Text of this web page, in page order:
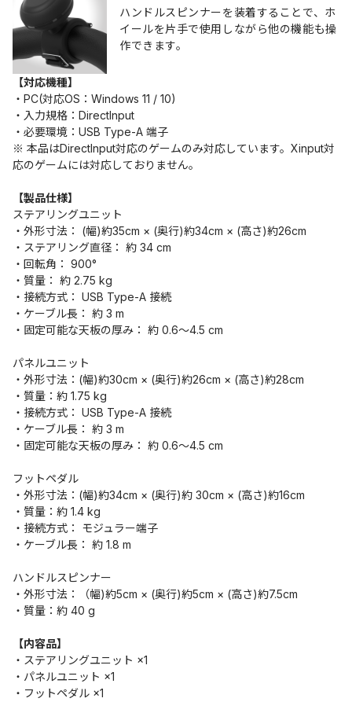
ハンドルスピンナーを装着することで、ホ
イールを片手で使用しながら他の機能も操
作できます。
【対応機種】
・PC(対応OS：Windows 11 / 10)
・入力規格：DirectInput
・必要環境：USB Type-A 端子
※ 本品はDirectInput対応のゲームのみ対応しています。Xinput対
応のゲームには対応しておりません。
【製品仕様】
ステアリングユニット
・外形寸法： (幅)約35cm × (奥行)約34cm × (高さ)約26cm
・ステアリング直径： 約 34 cm
・回転角： 900°
・質量： 約 2.75 kg
・接続方式： USB Type-A 接続
・ケーブル長： 約 3 m
・固定可能な天板の厚み： 約 0.6～4.5 cm
パネルユニット
・外形寸法：(幅)約30cm × (奥行)約26cm × (高さ)約28cm
・質量：約 1.75 kg
・接続方式： USB Type-A 接続
・ケーブル長： 約 3 m
・固定可能な天板の厚み： 約 0.6～4.5 cm
フットペダル
・外形寸法：(幅)約34cm × (奥行)約 30cm × (高さ)約16cm
・質量：約 1.4 kg
・接続方式： モジュラー端子
・ケーブル長： 約 1.8 m
ハンドルスピンナー
・外形寸法：（幅)約5cm × (奥行)約5cm × (高さ)約7.5cm
・質量：約 40 g
【内容品】
・ステアリングユニット ×1
・パネルユニット ×1
・フットペダル ×1